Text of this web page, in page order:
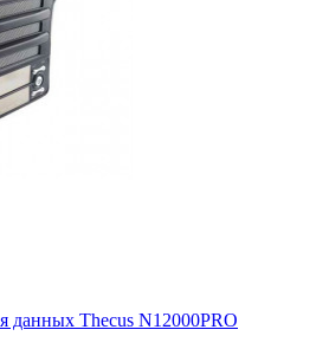
данных Thecus N12000PRO